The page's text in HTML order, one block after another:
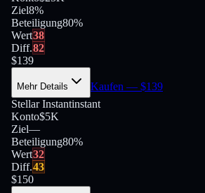
Ziel8%
Beteiligung80%
Wert38
Diff.82
$139
Mehr Details Kaufen — $139
Stellar Instantinstant
Konto$5K
Ziel—
Beteiligung80%
Wert32
Diff.43
$150